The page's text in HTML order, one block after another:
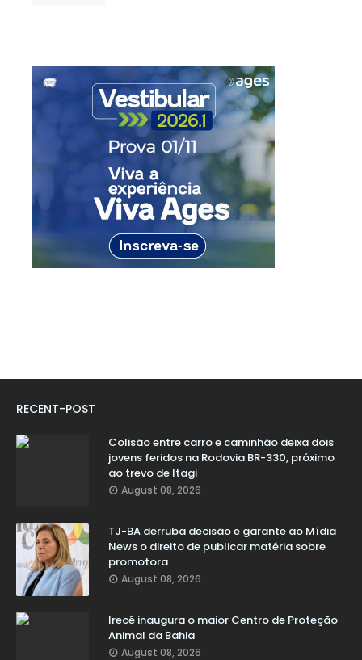
RECENT-POST
Colisão entre carro e caminhão deixa dois
jovens feridos na Rodovia BR-330, próximo
ao trevo de Itagi
August 08, 2026
TJ-BA derruba decisão e garante ao Mídia
News o direito de publicar matéria sobre
promotora
August 08, 2026
Irecê inaugura o maior Centro de Proteção
Animal da Bahia
August 08, 2026